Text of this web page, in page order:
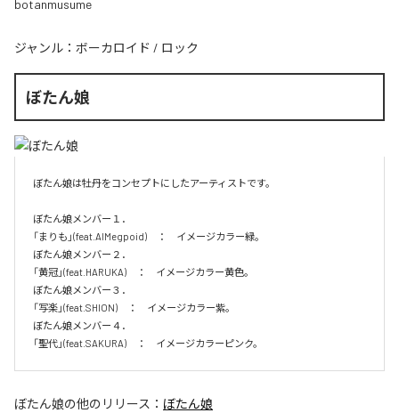
botanmusume
ジャンル： ボーカロイド / ロック
ぼたん娘
ぼたん娘は牡丹をコンセプトにしたアーティストです。
ぼたん娘メンバー１．
「まりも」(feat.AIMegpoid)　：　イメージカラー緑。
ぼたん娘メンバー２．
「黄冠」(feat.HARUKA)　：　イメージカラー黄色。
ぼたん娘メンバー３．
「写楽」(feat.SHION)　：　イメージカラー紫。
ぼたん娘メンバー４．
「聖代」(feat.SAKURA)　：　イメージカラーピンク。
ぼたん娘の他のリリース： ぼたん娘